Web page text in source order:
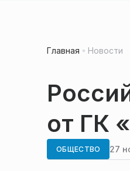
Главная Новости
от ГК
ОБЩЕСТВО 27